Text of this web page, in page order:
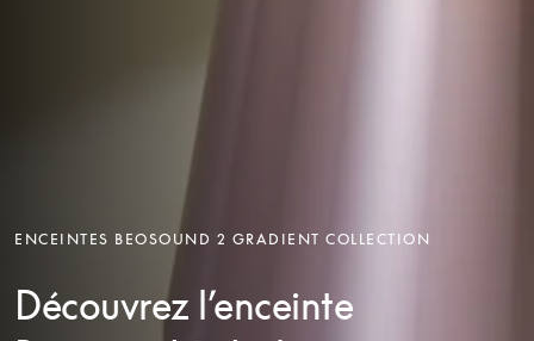
ENCEINTES BEOSOUND 2 GRADIENT COLLECTION
Découvrez l’enceinte